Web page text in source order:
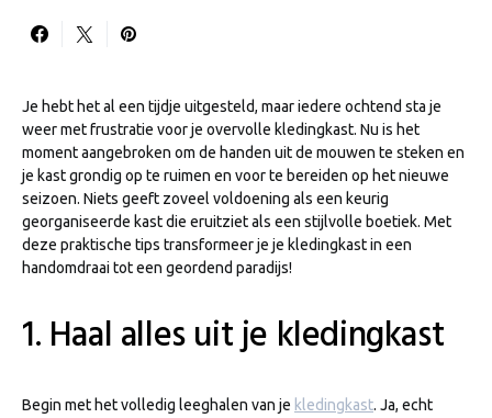
Je hebt het al een tijdje uitgesteld, maar iedere ochtend sta je
weer met frustratie voor je overvolle kledingkast. Nu is het
moment aangebroken om de handen uit de mouwen te steken en
je kast grondig op te ruimen en voor te bereiden op het nieuwe
seizoen. Niets geeft zoveel voldoening als een keurig
georganiseerde kast die eruitziet als een stijlvolle boetiek. Met
deze praktische tips transformeer je je kledingkast in een
handomdraai tot een geordend paradijs!
1. Haal alles uit je kledingkast
Begin met het volledig leeghalen van je kledingkast. Ja, echt